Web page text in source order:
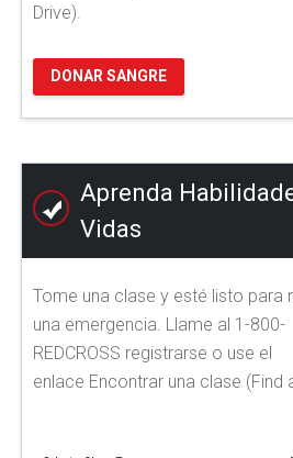
Drive).
DONAR SANGRE
Aprenda
Vidas
Tome una clase y esté listo para
una emergencia. Llame al 1-800-
REDCROSS registrarse o use el
enlace Encontrar una clase (Find